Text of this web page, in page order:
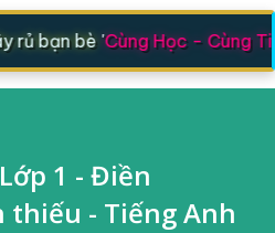
rủ bạn bè 'Cùng Học - Cùng
1 - Điền
thiếu - Tiếng Anh